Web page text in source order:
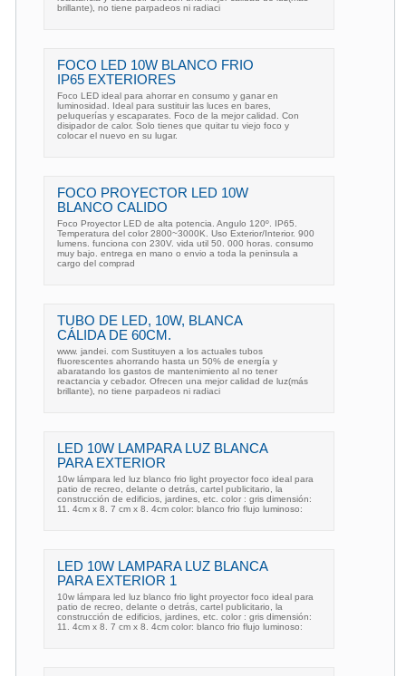
brillante), no tiene parpadeos ni radiaci
FOCO LED 10W BLANCO FRIO
IP65 EXTERIORES
Foco LED ideal para ahorrar en consumo y ganar en
luminosidad. Ideal para sustituir las luces en bares,
peluquerías y escaparates. Foco de la mejor calidad. Con
disipador de calor. Solo tienes que quitar tu viejo foco y
colocar el nuevo en su lugar.
FOCO PROYECTOR LED 10W
BLANCO CALIDO
Foco Proyector LED de alta potencia. Angulo 120º. IP65.
Temperatura del color 2800~3000K. Uso Exterior/Interior. 900
lumens. funciona con 230V. vida util 50. 000 horas. consumo
muy bajo. entrega en mano o envio a toda la peninsula a
cargo del comprad
TUBO DE LED, 10W, BLANCA
CÁLIDA DE 60CM.
www. jandei. com Sustituyen a los actuales tubos
fluorescentes ahorrando hasta un 50% de energía y
abaratando los gastos de mantenimiento al no tener
reactancia y cebador. Ofrecen una mejor calidad de luz(más
brillante), no tiene parpadeos ni radiaci
LED 10W LAMPARA LUZ BLANCA
PARA EXTERIOR
10w lámpara led luz blanco frio light proyector foco ideal para
patio de recreo, delante o detrás, cartel publicitario, la
construcción de edificios, jardines, etc. color : gris dimensión:
11. 4cm x 8. 7 cm x 8. 4cm color: blanco frio flujo luminoso:
LED 10W LAMPARA LUZ BLANCA
PARA EXTERIOR 1
10w lámpara led luz blanco frio light proyector foco ideal para
patio de recreo, delante o detrás, cartel publicitario, la
construcción de edificios, jardines, etc. color : gris dimensión:
11. 4cm x 8. 7 cm x 8. 4cm color: blanco frio flujo luminoso: